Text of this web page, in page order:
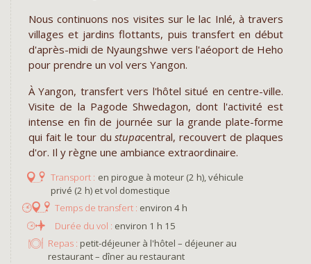
Nous continuons nos visites sur le lac Inlé, à travers
villages et jardins flottants, puis transfert en début
d'après-midi de Nyaungshwe vers l'aéoport de Heho
pour prendre un vol vers Yangon.
À Yangon, transfert vers l'hôtel situé en centre-ville.
Visite de la Pagode Shwedagon, dont l'activité est
intense en fin de journée sur la grande plate-forme
qui fait le tour dustupacentral, recouvert de plaques
d'or. Il y règne une ambiance extraordinaire.
en pirogue à moteur (2 h), véhicule
privé (2 h) et vol domestique
environ 4 h
environ 1 h 15
Repas : petit-déjeuner à l'hôtel – déjeuner au
restaurant – dîner au restaurant